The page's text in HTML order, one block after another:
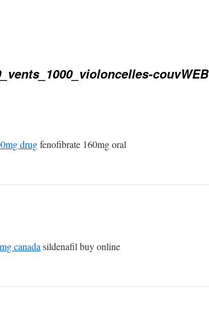
couvWEB
drugfenofibrate 160mg oral
canada sildenafil buy online